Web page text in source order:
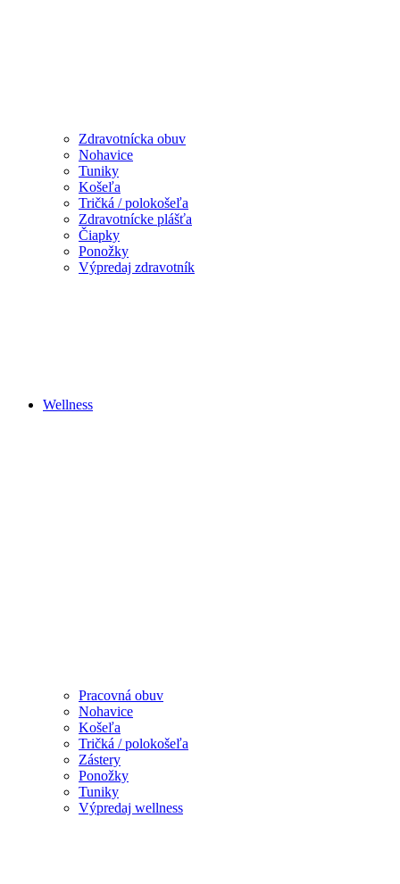
Zdravotnícka obuv
Nohavice
Tuniky
Košeľa
Tričká / polokošeľa
Zdravotnícke plášťa
Čiapky
Ponožky
Výpredaj zdravotník
Wellness
Pracovná obuv
Nohavice
Košeľa
Tričká / polokošeľa
Zástery
Ponožky
Tuniky
Výpredaj wellness